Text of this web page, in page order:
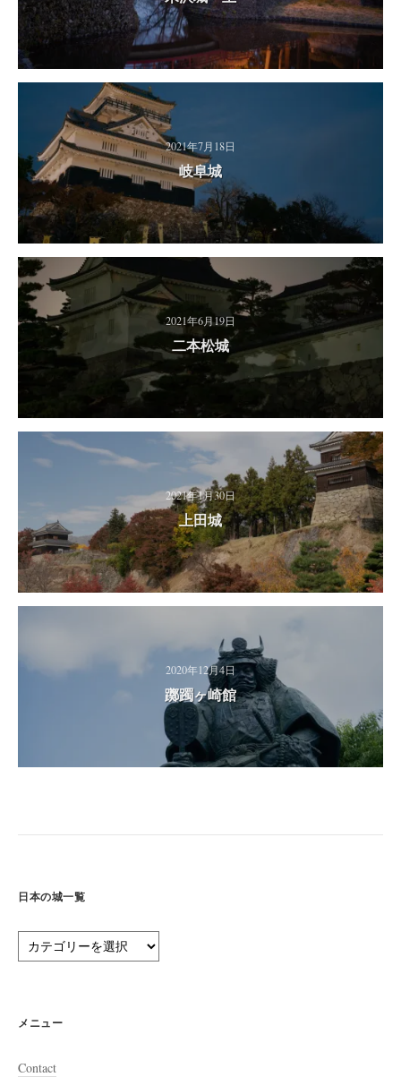
2021年7月18日
岐阜城
2021年6月19日
二本松城
2021年1月30日
上田城
2020年12月4日
躑躅ヶ崎館
日本の城一覧
本
一
メニュー
Contact